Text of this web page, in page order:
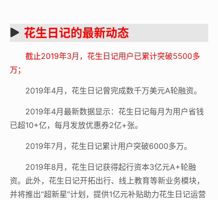
花生日记的最新动态
截止2019年3月，花生日记用户已累计突破5500多
万；
2019年4月，花生日记曾完成数千万美元A轮融资。
2019年4月最新数据显示：花生日记每月为用户省钱
已超10+亿，每月发放优惠券2亿+张。
2019年7月，花生日记累计用户突破6000多万。
2019年8月，花生日记获得起行资本3亿元A+轮融
资。此外，花生日记开拓出行、线上教育等新业务模块，
并将推出“超新星”计划，提供1亿元补贴助力花生日记运营